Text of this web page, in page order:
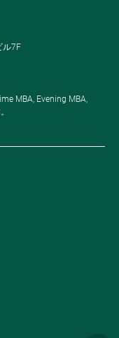
ル7F
MBA, Evening MBA,